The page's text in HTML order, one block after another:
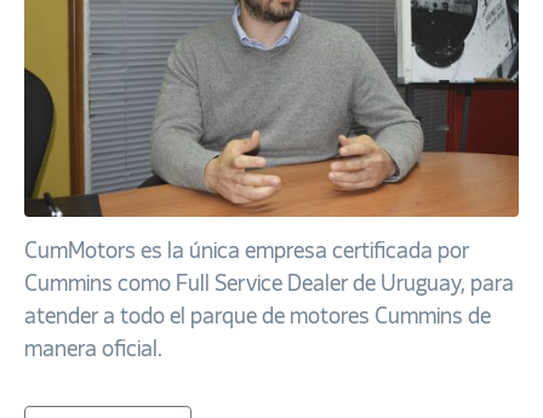
CumMotors es la única empresa certificada por
Cummins como Full Service Dealer de Uruguay, para
atender a todo el parque de motores Cummins de
manera oficial.